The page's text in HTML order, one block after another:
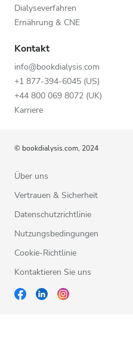
Dialyseverfahren
Ernährung & CNE
Kontakt
info@bookdialysis.com
+1 877-394-6045 (US)
+44 800 069 8072 (UK)
Karriere
© bookdialysis.com, 2024
Über uns
Vertrauen & Sicherheit
Datenschutzrichtlinie
Nutzungsbedingungen
Cookie-Richtlinie
Kontaktieren Sie uns